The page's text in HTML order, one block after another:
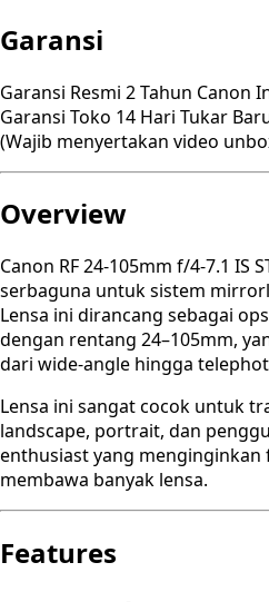
Garansi
Garansi Resmi 2 Tahun Canon
Garansi Toko 14 Hari Tukar
(Wajib menyertakan video
Overview
Canon RF 24-105mm f/4-7.1 IS
serbaguna untuk sistem
Lensa ini dirancang sebagai
dengan rentang 24–105mm,
dari wide-angle hingga
Lensa ini sangat cocok untuk
landscape, portrait, dan
enthusiast yang menginginkan
membawa banyak lensa.
Features